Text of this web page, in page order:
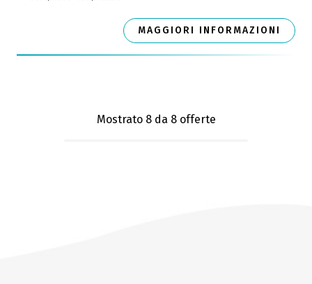
MAGGIORI INFORMAZIONI
Mostrato 8da 8 offerte